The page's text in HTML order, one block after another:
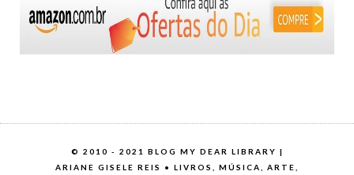
© 2010 - 2021 BLOG MY DEAR LIBRARY |
ARIANE GISELE REIS • LIVROS, MÚSICA, ARTE,